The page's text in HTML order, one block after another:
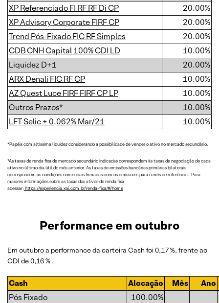
XP Referenciado FI RF RF Di CP
20.00%
XP Advisory Corporate FIRF CP
20.00%
Trend Pós-Fixado FIC RF Simples
20.00%
CDB CNH Capital 100% CDI LD
10.00%
Liquidez D+1
20.00%
ARX Denali FIC RF CP
10.00%
AZ Quest Luce FIRF FIRF CP LP
10.00%
Outros Prazos*
10.00%
LFT Selic + 0,062% Mar/21
10.00%
*Papéis com altíssima liquidez considerando a possibilidade de vender o ativo no mercado secundário.
*As taxas de renda fixa de mercado secundário indicadas correspondem às taxas de negociação de cada
ativo no último dia útil do mês anterior. As taxas de emissões bancárias primárias bilaterais
correspondem às condições comerciais firmadas com os emissores para o mês de referência. Para
maiores informações sobre as taxas dos ativos de renda fixa
acessar: https://experiencia.xpi.com.br/renda-fixa/#/home
Performance em outubro
Em outubro a performance da carteira Cash foi 0,17 %, frente ao
CDI de 0,16 % .
Cash Alocação Mês Ano
Pós Fixado
100.00%